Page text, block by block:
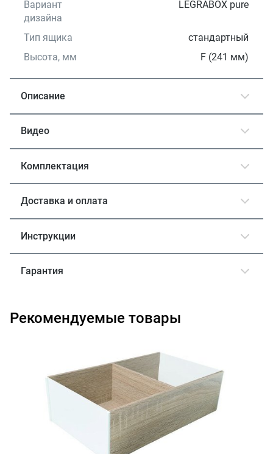
Вариант
дизайна
LEGRABOX pure
Тип ящика
стандартный
Высота, мм
F (241 мм)
Описание
Видео
Комплектация
Доставка и оплата
Инструкции
Гарантия
Рекомендуемые товары